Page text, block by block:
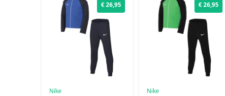
€ 26,95
Nike
€ 26,95
Nike